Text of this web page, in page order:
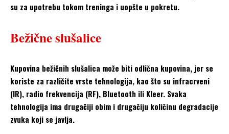
su za upotrebu tokom treninga i uopšte u pokretu.
Bežične slušalice
Kupovina bežičnih slušalica može biti odlična kupovina, jer se
koriste za različite vrste tehnologija, kao što su infracrveni
(IR), radio frekvencija (RF), Bluetooth ili Kleer. Svaka
tehnologija ima drugačiji obim i drugačiju količinu degradacije
zvuka koji se javlja.